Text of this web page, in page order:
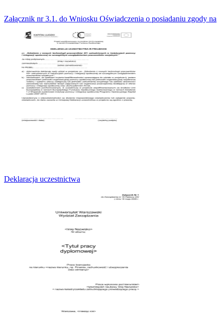
Załącznik nr 3.1. do Wniosku Oświadczenia o posiadaniu zgody na
Deklaracja uczestnictwa